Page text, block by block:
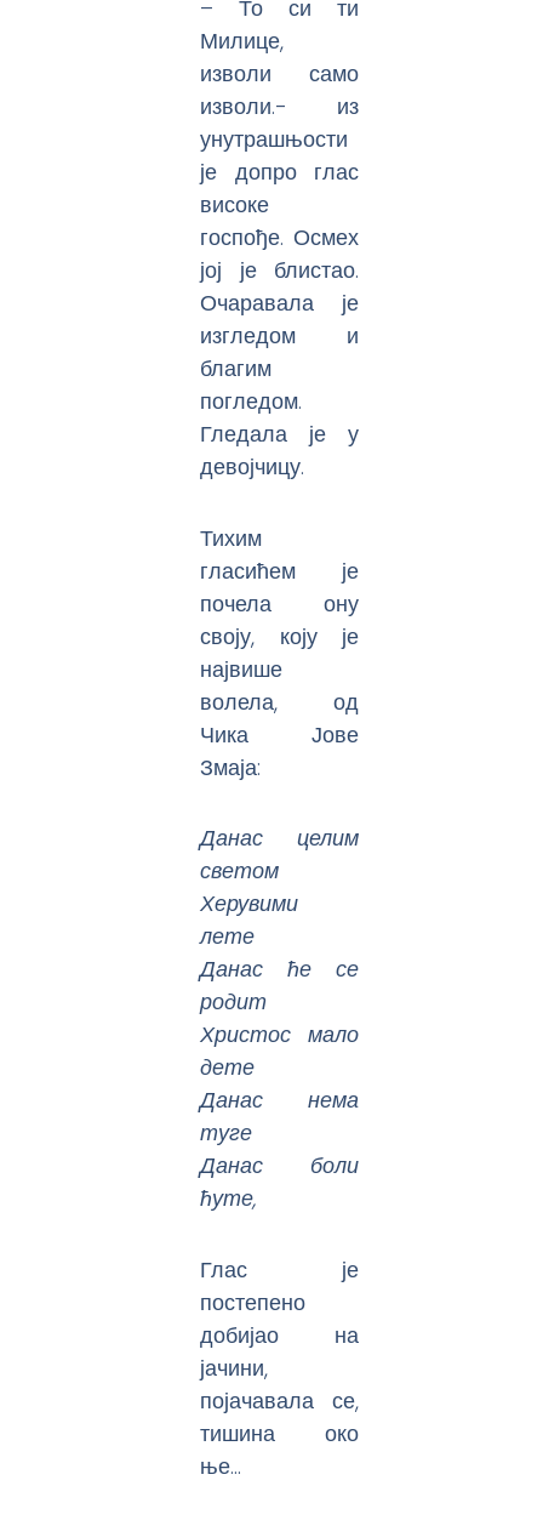
– То си ти
Милице,
изволи само
изволи.- из
унутрашњости
је допро глас
високе
госпође. Осмех
јој је блистао.
Очаравала је
изгледом и
благим
погледом.
Гледала је у
девојчицу.
Тихим
гласићем је
почела ону
своју, коју је
највише
волела, од
Чика Јове
Змаја:
Данас целим
светом
Херувими
лете
Данас ће се
родит
Христос мало
дете
Данас нема
туге
Данас боли
ћуте,
Глас је
постепено
добијао на
јачини,
појачавала се,
тишина око
ње…